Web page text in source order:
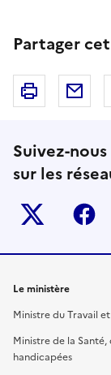
Partager
Imprimer
Suivez-nous
sur les
Twitter-x
Le ministère
Ministre du Travail
Ministre de la Santé,
handicapées